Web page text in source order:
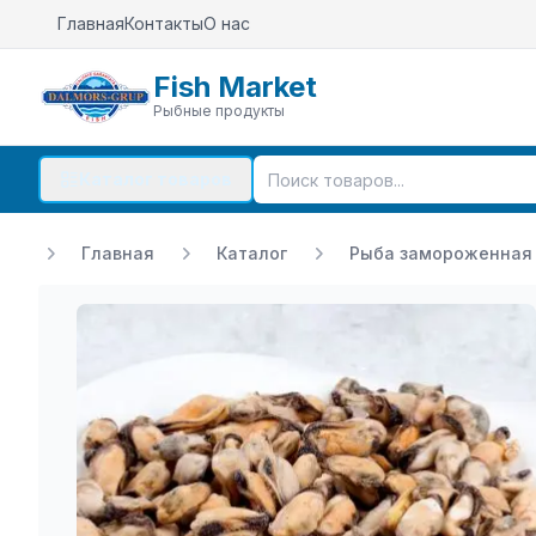
ГлавнаяКонтактыО нас
Fish Market
Рыбные продукты
Главная Каталог Рыба замороженная